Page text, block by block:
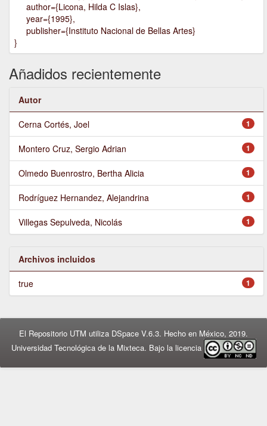
author={Licona, Hilda C Islas},
year={1995},
publisher={Instituto Nacional de Bellas Artes}
}
Añadidos recientemente
Autor
1
Cerna Cortés, Joel
1
Montero Cruz, Sergio Adrian
1
Olmedo Buenrostro, Bertha Alicia
1
Rodríguez Hernandez, Alejandrina
1
Villegas Sepulveda, Nicolás
Archivos incluidos
1
true
El Repositorio UTM utiliza DSpace V.6.3. Hecho en México, 2019.
Universidad Tecnológica de la Mixteca. Bajo la licencia